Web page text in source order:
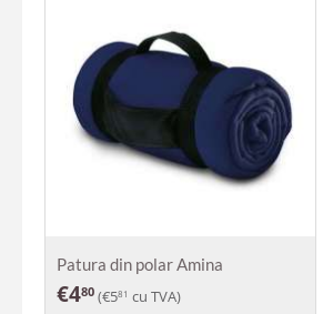
Patura din polar Amina
€480 (€581 cu TVA)